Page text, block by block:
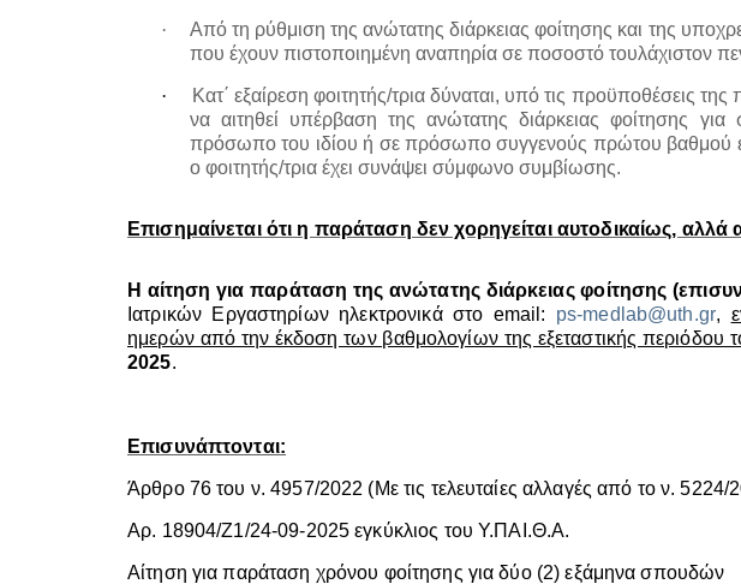
·
Από τη ρύθμιση της ανώτατης διάρκειας φοίτησης και της
που έχουν πιστοποιημένη αναπηρία σε ποσοστό τουλάχιστον
·
Κατ΄ εξαίρεση φοιτητής/τρια δύναται, υπό τις προϋποθέσεις
να αιτηθεί υπέρβαση της ανώτατης διάρκειας φοίτησης
πρόσωπο του ιδίου ή σε πρόσωπο συγγενούς πρώτου βαθμού
ο φοιτητής/τρια έχει συνάψει σύμφωνο συμβίωσης.
Επισημαίνεται ότι η παράταση δεν χορηγείται αυτοδικαίως, αλλά
Η αίτηση για παράταση της ανώτατης διάρκειας φοίτησης
Ιατρικών Εργαστηρίων ηλεκτρονικά στο email : ps-medlab@uth.gr,
ημερών από την έκδοση των βαθμολογίων της εξεταστικής περιόδου
2025.
Επισυνάπτονται:
Άρθρο 76 του ν. 4957/2022 (Με τις τελευταίες αλλαγές από το ν. 5224/
Αρ. 18904/Ζ1/24-09-2025 εγκύκλιος του Υ.ΠΑΙ.Θ.Α.
Αίτηση για παράταση χρόνου φοίτησης για δύο (2) εξάμηνα σπουδών